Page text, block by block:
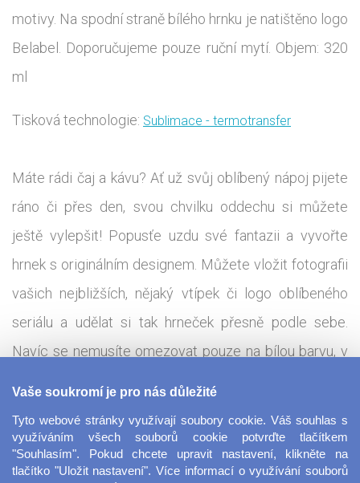
motivy. Na spodní straně bílého hrnku je natištěno logo
Belabel. Doporučujeme pouze ruční mytí. Objem: 320
ml
Tisková technologie: Sublimace - termotransfer
Máte rádi čaj a kávu? Ať už svůj oblíbený nápoj pijete
ráno či přes den, svou chvilku oddechu si můžete
ještě vylepšit! Popusťe uzdu své fantazii a vyvořte
hrnek s originálním designem. Můžete vložit fotografii
vašich nejbližších, nějaký vtípek či logo oblíbeného
seriálu a udělat si tak hrneček přesně podle sebe.
Navíc se nemusíte omezovat pouze na bílou barvu, v
dárek pro nejbližší, který zaručeně potěší. Máte firmu?
Tento hrnek je ideální pro reklamní účely či vytváření
Vaše soukromí je pro nás důležité
Tyto webové stránky využívají soubory cookie. Váš souhlas s
využíváním všech souborů cookie potvrďte tlačítkem
"Souhlasím". Pokud chcete upravit nastavení, klikněte na
tlačítko "Uložit nastavení". Více informací o využívání souborů